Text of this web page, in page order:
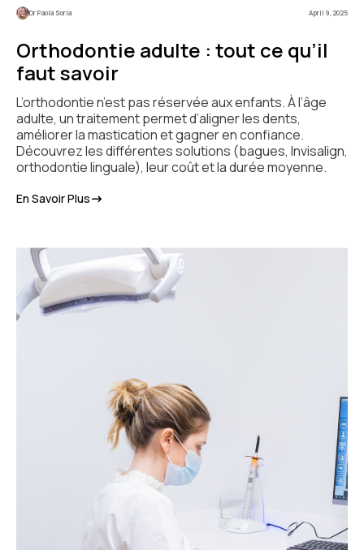
Dr Paola Soria April 9, 2025
Orthodontie adulte : tout ce qu’il
faut savoir
L’orthodontie n’est pas réservée aux enfants. À l’âge
adulte, un traitement permet d’aligner les dents,
améliorer la mastication et gagner en confiance.
Découvrez les différentes solutions (bagues, Invisalign,
orthodontie linguale), leur coût et la durée moyenne.
En Savoir Plus